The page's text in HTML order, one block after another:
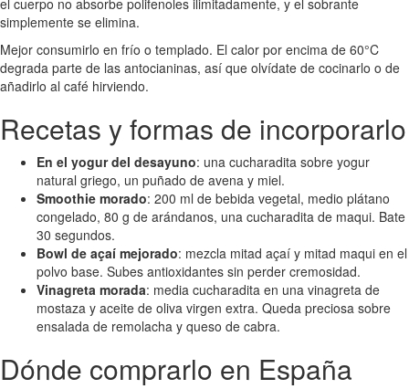
simplemente se elimina.
Mejor consumirlo en frío o templado. El calor por encima de 60°C
degrada parte de las antocianinas, así que olvídate de cocinarlo o de
añadirlo al café hirviendo.
Recetas y formas de incorporarlo
En el yogur del desayuno: una cucharadita sobre yogur
natural griego, un puñado de avena y miel.
Smoothie morado: 200 ml de bebida vegetal, medio plátano
congelado, 80 g de arándanos, una cucharadita de maqui. Bate
30 segundos.
Bowl de açaí mejorado: mezcla mitad açaí y mitad maqui en el
polvo base. Subes antioxidantes sin perder cremosidad.
Vinagreta morada: media cucharadita en una vinagreta de
mostaza y aceite de oliva virgen extra. Queda preciosa sobre
ensalada de remolacha y queso de cabra.
Dónde comprarlo en España